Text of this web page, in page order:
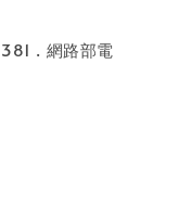
. 網路部電